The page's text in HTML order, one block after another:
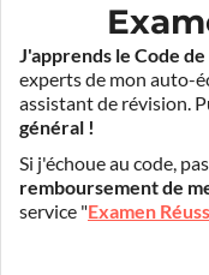
J'apprends le Code
experts de mon auto-
assistant de révision.
général !
Si j'échoue au code,
remboursement de
service "Examen